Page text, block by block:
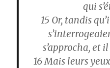
qui
15 Or, tandis
s’approcha, et
16Mais leurs